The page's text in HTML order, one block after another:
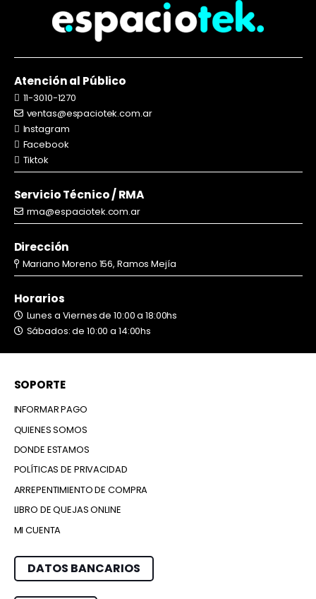
Atención al Público
11-3010-1270
ventas@espaciotek.com.ar
Instagram
Facebook
Tiktok
Servicio Técnico / RMA
rma@espaciotek.com.ar
Dirección
Mariano Moreno 156, Ramos Mejía
Horarios
Lunes a Viernes de 10:00 a 18:00hs
Sábados: de 10:00 a 14:00hs
SOPORTE
INFORMAR PAGO
QUIENES SOMOS
DONDE ESTAMOS
POLÍTICAS DE PRIVACIDAD
ARREPENTIMIENTO DE COMPRA
LIBRO DE QUEJAS ONLINE
MI CUENTA
DATOS BANCARIOS